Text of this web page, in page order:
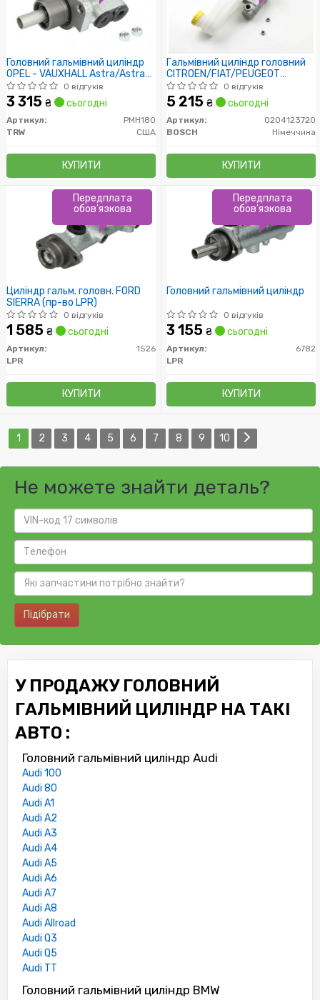
Головний гальмівний циліндр
OPEL - VAUXHALL Astra/Astra
Cabrio/Astra Classic/Astra
Van/Calibra/Combo
0 відгуків
3 315 ₴ сьогодні
Артикул:
PMH180
TRW
США
КУПИТИ
Гальмівний циліндр головний
CITROEN/FIAT/PEUGEOT
Jumper/Ducato/Boxer \'\'2,2-
3.0 \'\'06>>
0 відгуків
5 215 ₴ сьогодні
Артикул:
0204123720
BOSCH
Німеччина
КУПИТИ
Циліндр гальм. головн. FORD
SIERRA (пр-во LPR)
0 відгуків
1 585 ₴ сьогодні
Артикул:
1526
LPR
КУПИТИ
Передплата
обов'язкова
Головний гальмівний циліндр
0 відгуків
3 155 ₴ сьогодні
Артикул:
6782
LPR
КУПИТИ
Передплата
обов'язкова
1 2 3 4 5 6 7 8 9 10
Не можете знайти деталь?
Підібрати
У ПРОДАЖУ ГОЛОВНИЙ
ГАЛЬМІВНИЙ ЦИЛІНДР НА ТАКІ
АВТО :
Головний гальмівний циліндр Audi
Audi 100
Audi 80
Audi A1
Audi A2
Audi A3
Audi A4
Audi A5
Audi A6
Audi A7
Audi A8
Audi Allroad
Audi Q3
Audi Q5
Audi TT
Головний гальмівний циліндр BMW